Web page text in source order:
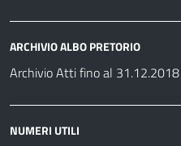
ARCHIVIO ALBO PRETORIO
Archivio Atti fino al 31.12.2018
NUMERI UTILI